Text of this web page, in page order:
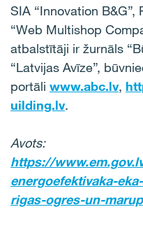
SIA “Innovation
“Web Multishop
atbalstītāji ir žurnāls
“Latvijas Avīze”,
portāli www.abc.lv,
uilding.lv.
Avots:
https://
energoefektivaka-
rigas-ogres-un-